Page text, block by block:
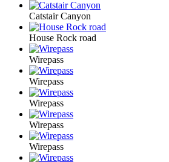
Catstair Canyon
House Rock road
Wirepass
Wirepass
Wirepass
Wirepass
Wirepass